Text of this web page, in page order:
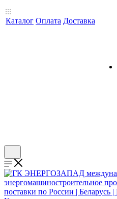
Каталог Оплата Доставка